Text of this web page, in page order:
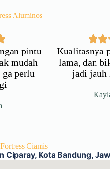
Aluminos
pintu
mudah
perlu
Kualitasnya
lama, dan
jadi jauh
Ciamis
Ciparay, Kota Bandung,